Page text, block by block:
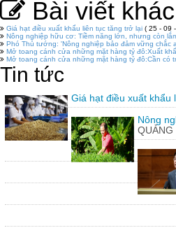
Bài viết khác
Giá hạt điều xuất khẩu liên tục tăng trở lại ( 25 - 09
Nông nghiệp hữu cơ: Tiềm năng lớn, nhưng còn
Phó Thủ tướng: 'Nông nghiệp bảo đảm vững
Mở toang cánh cửa những mặt hàng tỷ đô:Xuất
Mở toang cánh cửa những mặt hàng tỷ đô:Cần có
Tin tức
Giá hạt điều xuất khẩu
Nông